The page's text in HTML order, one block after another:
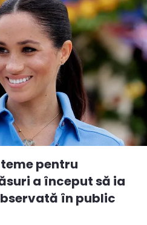
pentru
a început să ia
în public